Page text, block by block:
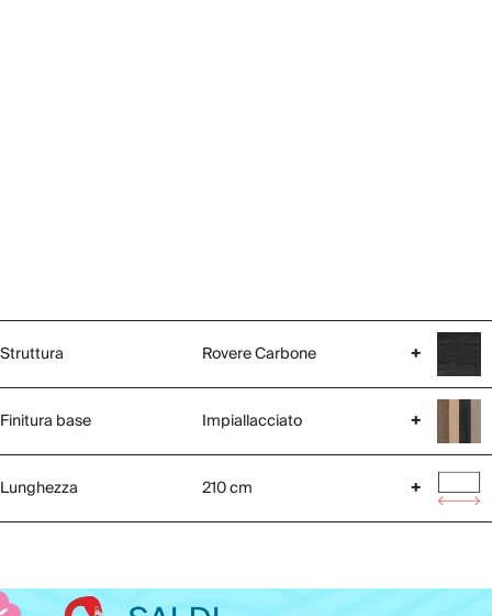
Struttura Rovere Carbone +
Finitura base Impiallacciato +
Lunghezza 210 cm +